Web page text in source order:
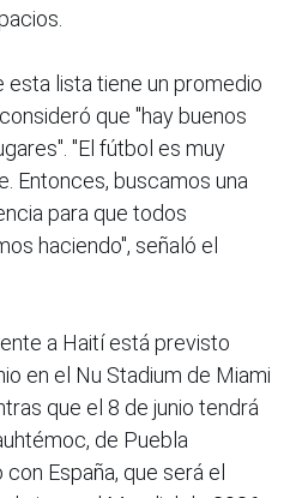
lista tiene un promedio
que "hay buenos
"El fútbol es muy
Entonces, buscamos una
para que todos
haciendo", señaló el
a Haití está previsto
en el Nu Stadium de Miami
que el 8 de junio tendrá
de Puebla
España, que será el